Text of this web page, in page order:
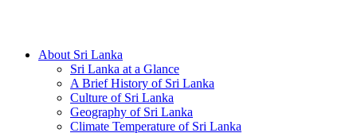
About Sri Lanka
Sri Lanka at a Glance
A Brief History of Sri Lanka
Culture of Sri Lanka
Geography of Sri Lanka
Climate Temperature of Sri Lanka